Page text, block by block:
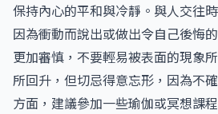
保持內心的平和與冷靜。與人交往
因為衝動而說出或做出令自己後悔
更加審慎，不要輕易被表面的現象
所回升，但切忌得意忘形，因為不
方面，建議參加一些瑜伽或冥想課